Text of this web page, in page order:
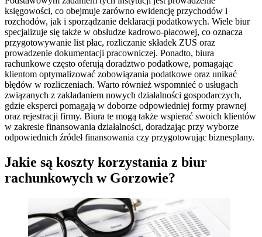
księgowości, co obejmuje zarówno ewidencję przychodów i
rozchodów, jak i sporządzanie deklaracji podatkowych. Wiele biur
specjalizuje się także w obsłudze kadrowo-płacowej, co oznacza
przygotowywanie list płac, rozliczanie składek ZUS oraz
prowadzenie dokumentacji pracowniczej. Ponadto, biura
rachunkowe często oferują doradztwo podatkowe, pomagając
klientom optymalizować zobowiązania podatkowe oraz unikać
błędów w rozliczeniach. Warto również wspomnieć o usługach
związanych z zakładaniem nowych działalności gospodarczych,
gdzie eksperci pomagają w doborze odpowiedniej formy prawnej
oraz rejestracji firmy. Biura te mogą także wspierać swoich klientów
w zakresie finansowania działalności, doradzając przy wyborze
odpowiednich źródeł finansowania czy przygotowując biznesplany.
Jakie są koszty korzystania z biur
rachunkowych w Gorzowie?